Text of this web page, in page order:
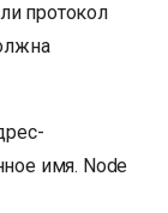
протокол
имя. Node